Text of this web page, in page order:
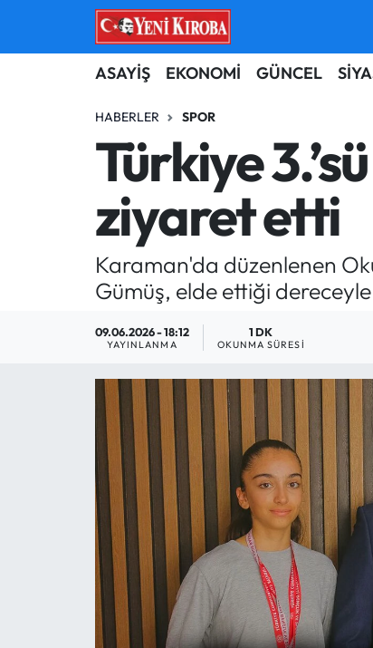
ASAYİŞ EKONOMİ GÜNCEL
HABERLER SPOR
Türkiye
ziyaret etti
Karaman'da düzenlenen
Gümüş, elde ettiği
09.06.2026 - 18:12
YAYINLANMA
1 DK
OKUNMA SÜRESI
ASAYİŞ
BİLİM-TEKNOLOJİ
DÜNYA
EĞİTİM
EKONOMİ
GÜNCEL
GÜNDEM
MAGAZİN
SAĞLIK
SİYASET
Aydın Nöbetçi Eczaneler
Aydın Hava Durumu
Aydin Namaz Vakitleri
Aydın Trafik Yoğunluk Haritası
Süper Lig Puan Durumu ve Fikstür
Tüm Manşetler
Son Dakika Haberleri
Haber Arşivi